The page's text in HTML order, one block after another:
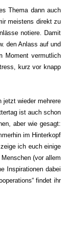
Thema dann auch
meistens direkt zu
notiere. Damit
den Anlass auf und
Moment vermutlich
kurz vor knapp
jetzt wieder mehrere
ist auch schon
aber wie gesagt:
im Hinterkopf
ich euch einige
(vor allem
Inspirationen dabei
findet ihr